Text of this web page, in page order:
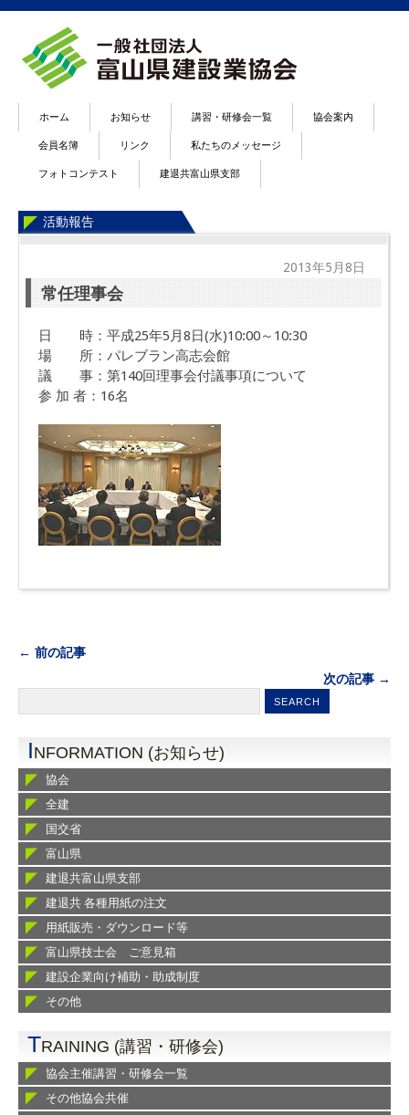
ホーム お知らせ 講習・研修会一覧 協会案内
会員名簿 リンク 私たちのメッセージ
フォトコンテスト 建退共富山県支部
活動報告
2013年5月8日
常任理事会
日 時：平成25年5月8日(水)10:00～10:30
場 所：パレブラン高志会館
議 事：第140回理事会付議事項について
参 加 者：16名
← 前の記事
次の記事 →
INFORMATION (お知らせ)
協会
全建
国交省
富山県
建退共富山県支部
建退共 各種用紙の注文
用紙販売・ダウンロード等
富山県技士会 ご意見箱
建設企業向け補助・助成制度
その他
TRAINING (講習・研修会)
協会主催講習・研修会一覧
その他協会共催